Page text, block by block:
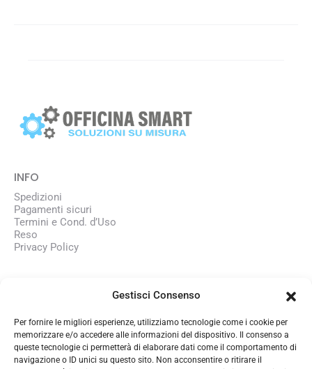
Gestisci Consenso
Per fornire le migliori esperienze, utilizziamo tecnologie come i cookie per
memorizzare e/o accedere alle informazioni del dispositivo. Il consenso a
queste tecnologie ci permetterà di elaborare dati come il comportamento di
navigazione o ID unici su questo sito. Non acconsentire o ritirare il
INFO
Spedizioni
Pagamenti sicuri
Termini e Cond. d’Uso
Reso
Privacy Policy
Lavora con noi
CONTATTI